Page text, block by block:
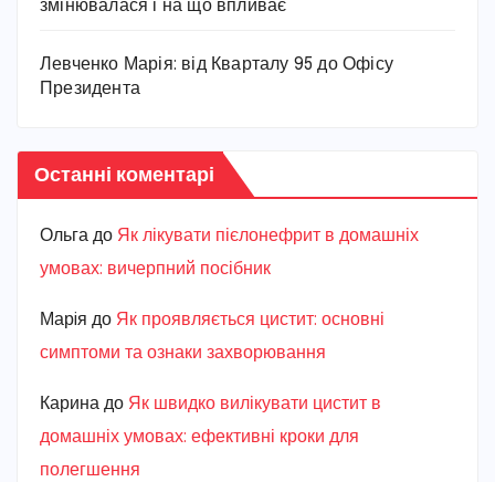
змінювалася і на що впливає
Левченко Марія: від Кварталу 95 до Офісу
Президента
Останні коментарі
Ольга до Як лікувати пієлонефрит в домашніх
умовах: вичерпний посібник
Марiя до Як проявляється цистит: основні
симптоми та ознаки захворювання
Карина до Як швидко вилікувати цистит в
домашніх умовах: ефективні кроки для
полегшення